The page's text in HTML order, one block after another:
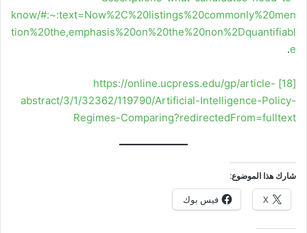
know/#:~:text=Now%2C%20listings%20commonly%20men
tion%20the,emphasis%20on%20the%20non%2Dquantifiabl
e
.
[18]
https://online.ucpress.edu/gp/article-
abstract/3/1/32362/119790/Artificial-Intelligence-Policy-
Regimes-Comparing?redirectedFrom=fulltext
شارك هذا الموضوع:
X فيس بوك